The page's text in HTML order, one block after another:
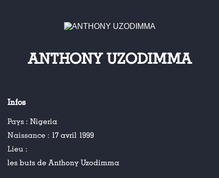
ANTHONY UZODIMMA
Infos
Pays : Nigeria
Naissance : 17 avril 1999
Lieu :
les buts de Anthony Uzodimma